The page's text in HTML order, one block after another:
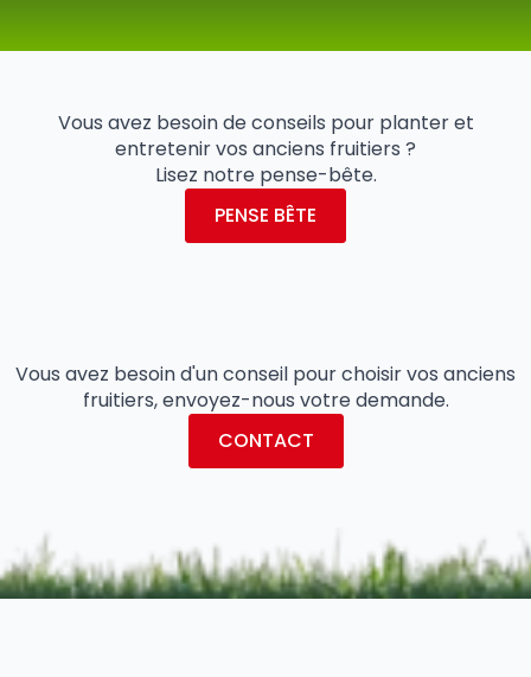
Vous avez besoin de conseils pour planter et
entretenir vos anciens fruitiers ?
Lisez notre pense-bête.
PENSE BÊTE
Vous avez besoin d'un conseil pour choisir vos anciens
fruitiers, envoyez-nous votre demande.
CONTACT